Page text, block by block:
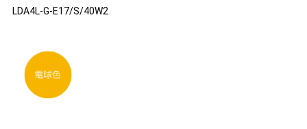
LDA4L-G-E17/S/40W2